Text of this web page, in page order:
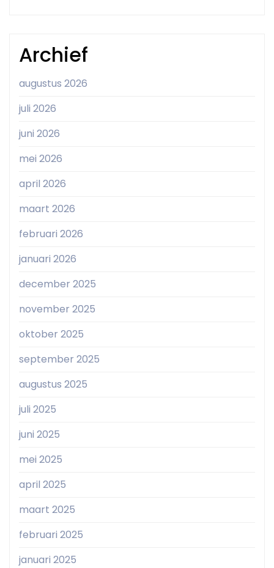
Archief
augustus 2026
juli 2026
juni 2026
mei 2026
april 2026
maart 2026
februari 2026
januari 2026
december 2025
november 2025
oktober 2025
september 2025
augustus 2025
juli 2025
juni 2025
mei 2025
april 2025
maart 2025
februari 2025
januari 2025